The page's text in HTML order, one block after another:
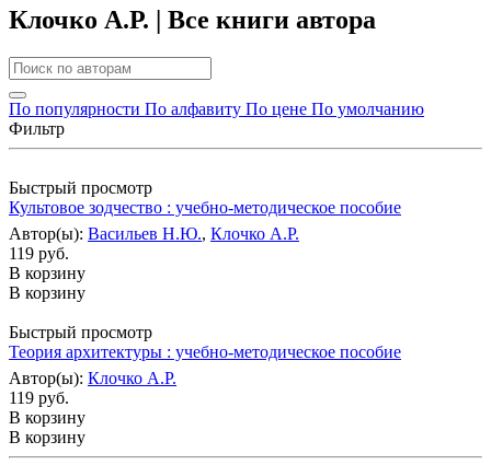
Клочко А.Р. | Все книги автора
По популярности По алфавиту По цене По умолчанию
Фильтр
Быстрый просмотр
Культовое зодчество : учебно-методическое пособие
Автор(ы): Васильев Н.Ю., Клочко А.Р.
119 руб.
В корзину
В корзину
Быстрый просмотр
Теория архитектуры : учебно-методическое пособие
Автор(ы): Клочко А.Р.
119 руб.
В корзину
В корзину